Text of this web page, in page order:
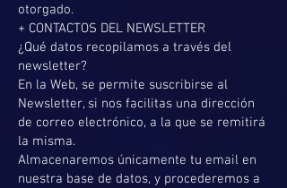
otorgado.
+ CONTACTOS DEL NEWSLETTER
¿Qué datos recopilamos a través del
newsletter?
En la Web, se permite suscribirse al
Newsletter, si nos facilitas una dirección
de correo electrónico, a la que se remitirá
la misma.
Almacenaremos únicamente tu email en
nuestra base de datos, y procederemos a